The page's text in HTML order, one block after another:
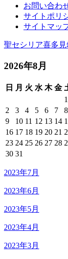
お問い合わ
サイトポリ
サイトマッ
聖セシリア喜多見
2026年8月
日 月 火 水 木 金
1
2
3 4 5 6 7
8
9
10 11 12 13 14
16 17 18 19 20 21
23 24 25 26 27 28
30 31
2023年7月
2023年6月
2023年5月
2023年4月
2023年3月